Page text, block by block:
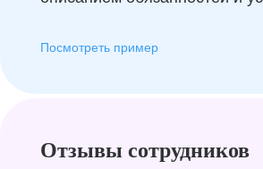
Посмотреть пример
Отзывы сотрудников